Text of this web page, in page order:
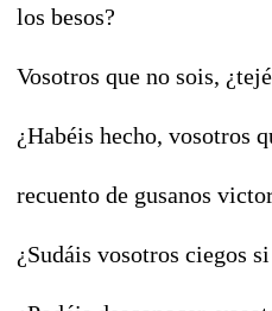
los besos?
Vosotros que no sois,
¿Habéis hecho, vosotros
recuento de gusanos
¿Sudáis vosotros ciegos